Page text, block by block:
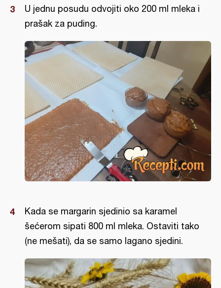
U jednu posudu odvojiti oko 200 ml mleka i
prašak za puding.
Kada se margarin sjedinio sa karamel
šećerom sipati 800 ml mleka. Ostaviti tako
(ne mešati), da se samo lagano sjedini.